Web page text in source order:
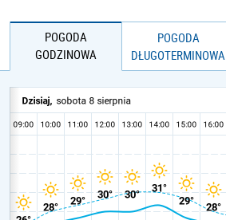
POGODA
GODZINOWA
POGODA
DŁUGOTERMINOWA